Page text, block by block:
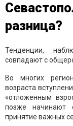
разница?
Тенденции,
совпадают с
Во многих
возраста
«отложенным
позже начинают
принятие важных